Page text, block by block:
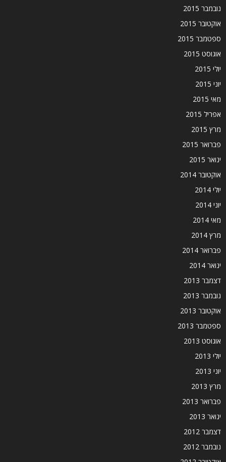
נובמבר 2015
אוקטובר 2015
ספטמבר 2015
אוגוסט 2015
יולי 2015
יוני 2015
מאי 2015
אפריל 2015
מרץ 2015
פברואר 2015
ינואר 2015
אוקטובר 2014
יולי 2014
יוני 2014
מאי 2014
מרץ 2014
פברואר 2014
ינואר 2014
דצמבר 2013
נובמבר 2013
אוקטובר 2013
ספטמבר 2013
אוגוסט 2013
יולי 2013
יוני 2013
מרץ 2013
פברואר 2013
ינואר 2013
דצמבר 2012
נובמבר 2012